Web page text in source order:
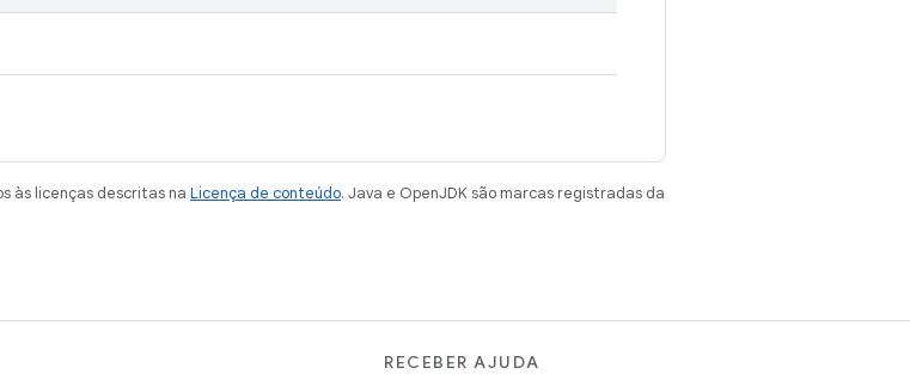
às licenças descritas na Licença de conteúdo. Java e OpenJDK são marcas registradas da
RECEBER AJUDA